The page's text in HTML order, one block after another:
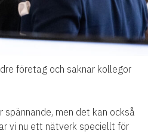
företag och saknar kollegor
men det kan också
vi nu ett nätverk speciellt för